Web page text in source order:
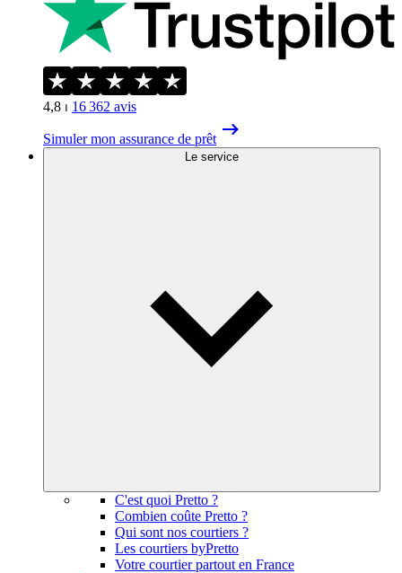
4,8 ⏐ 16 362 avis
Simuler mon assurance de prêt
Le service
C'est quoi Pretto ?
Combien coûte Pretto ?
Qui sont nos courtiers ?
Les courtiers byPretto
Votre courtier partout en France